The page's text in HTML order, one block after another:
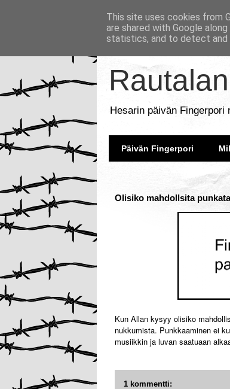
Hesarin päivän Fingerpori
Päivän Fingerpori
Olisiko mahdollsita
Kun Allan kysyy olisiko
nukkumista. Punkkaaminen ei
musiikkin ja luvan saatuaan
1 kommentti:
This site uses cookies from
are shared with Google
statistics, and to detect and